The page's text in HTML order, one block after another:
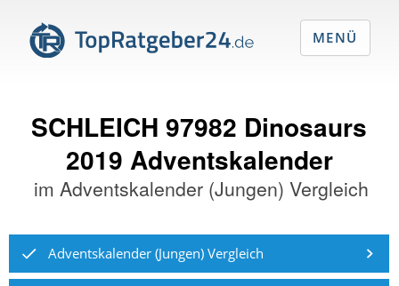
SCHLEICH 97982 Dinosaurs
2019 Adventskalender
im Adventskalender (Jungen) Vergleich
Adventskalender (Jungen) Vergleich
MENÜ